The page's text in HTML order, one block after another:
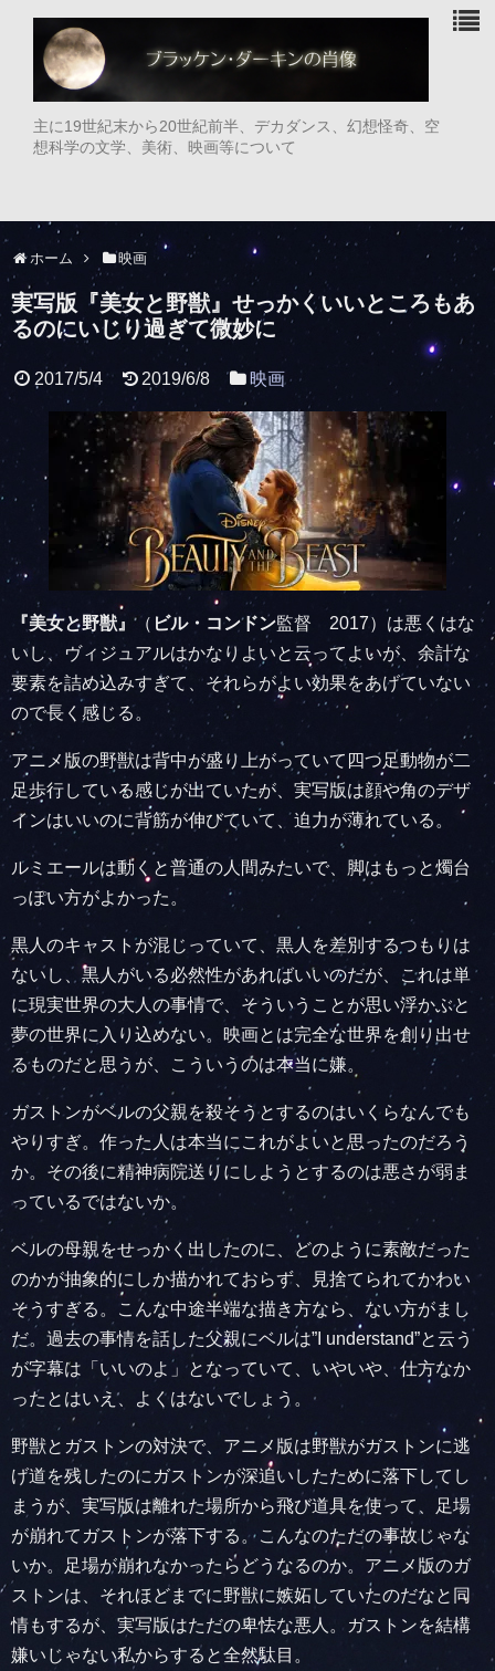
主に19世紀末から20世紀前半、デカダンス、幻想怪奇、空
想科学の文学、美術、映画等について
ホーム 映画
実写版『美女と野獣』せっかくいいところもあ
るのにいじり過ぎて微妙に
2017/5/4 2019/6/8 映画
『美女と野獣』（ ビル・コンドン監督 2017）は悪くはな
いし、ヴィジュアルはかなりよいと云ってよいが、余計な
要素を詰め込みすぎて、それらがよい効果をあげていない
ので長く感じる。
アニメ版の野獣は背中が盛り上がっていて四つ足動物が二
足歩行している感じが出ていたが、実写版は顔や角のデザ
インはいいのに背筋が伸びていて、迫力が薄れている。
ルミエールは動くと普通の人間みたいで、脚はもっと燭台
っぽい方がよかった。
黒人のキャストが混じっていて、黒人を差別するつもりは
ないし、黒人がいる必然性があればいいのだが、これは単
に現実世界の大人の事情で、そういうことが思い浮かぶと
夢の世界に入り込めない。映画とは完全な世界を創り出せ
るものだと思うが、こういうのは本当に嫌。
ガストンがベルの父親を殺そうとするのはいくらなんでも
やりすぎ。作った人は本当にこれがよいと思ったのだろう
か。その後に精神病院送りにしようとするのは悪さが弱ま
っているではないか。
ベルの母親をせっかく出したのに、どのように素敵だった
のかが抽象的にしか描かれておらず、見捨てられてかわい
そうすぎる。こんな中途半端な描き方なら、ない方がまし
だ。過去の事情を話した父親にベルは”I understand”と云う
が字幕は「いいのよ」となっていて、いやいや、仕方なか
ったとはいえ、よくはないでしょう。
野獣とガストンの対決で、アニメ版は野獣がガストンに逃
げ道を残したのにガストンが深追いしたために落下してし
まうが、実写版は離れた場所から飛び道具を使って、足場
が崩れてガストンが落下する。こんなのただの事故じゃな
いか。足場が崩れなかったらどうなるのか。アニメ版のガ
ストンは、それほどまでに野獣に嫉妬していたのだなと同
情もするが、実写版はただの卑怯な悪人。ガストンを結構
嫌いじゃない私からすると全然駄目。